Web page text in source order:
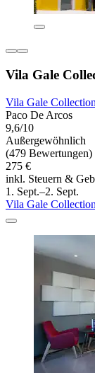
Vila Gale
Vila Gale
Paco De Arcos
9,6/10
Außergewöhnlich
(479 Bewertungen)
275 €
inkl. Steuern &
1. Sept.–2. Sept.
Vila Gale